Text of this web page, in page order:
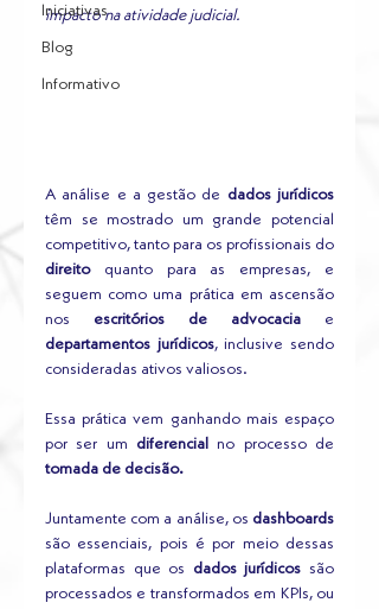
Iniciativas
Blog
Informativo
impacto na atividade judicial.
A análise e a gestão de dados jurídicos
têm se mostrado um grande potencial
direito quanto para as empresas, e
seguem como uma prática em ascensão
nos escritórios de advocacia
departamentos jurídicos, inclusive sendo
consideradas ativos valiosos.
Essa prática vem ganhando mais espaço
por ser um diferencial
tomada de decisão.
Juntamente com a análise, os dashboards
são essenciais, pois é por meio dessas
plataformas que os dados jurídicos são
processados e transformados em KPIs, ou